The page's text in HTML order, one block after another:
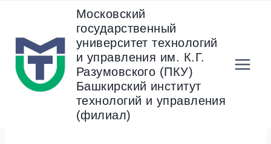
содержанию
Московский
государственный
университет технологий
и управления им. К.Г.
Разумовского (ПКУ)
Башкирский институт
технологий и управления
(филиал)